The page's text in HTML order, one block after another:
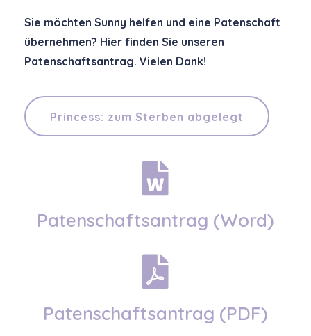
Sie möchten Sunny helfen und eine Patenschaft
übernehmen? Hier finden Sie unseren
Patenschaftsantrag. Vielen Dank!
Princess: zum Sterben abgelegt
Patenschaftsantrag (Word)
Patenschaftsantrag (PDF)